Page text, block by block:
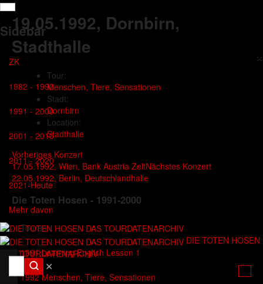
Sidebar
×
ZK
1982 - 1990
1991 - 2000
2001 - 2010
2011 - 2020
2021-Heute
Mehr davon
DIE TOTEN HOSEN
DAS TOURDATENARCHIV
✕
19.05.1992, Dornbirn,
Stadthalle
Tour:
Menschen, Tiere, Sensationen
Stadt:
Dornbirn
Location:
Stadthalle
Vorheriges Konzert
17.05.1992, Wien, Bank Austria ZeltNächstes Konzert
22.05.1992, Berlin, Deutschlandhalle
Die Toten Hosen - 1991-2000
Touren
1991 Learning English Lesson 1
1992 Menschen, Tiere, Sensationen